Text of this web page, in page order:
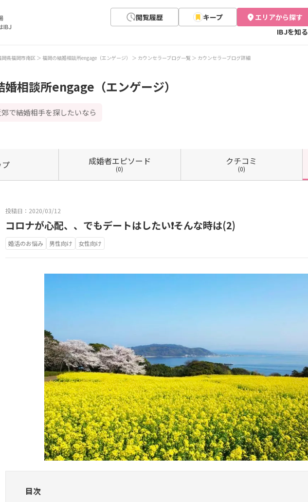
IBJ
閲覧履歴 キープ エリアから探す
IBJを知る
岡県福岡市南区 福岡の結婚相談所engage（エンゲージ） カウンセラーブログ一覧 カウンセラーブログ詳細
婚相談所engage（エンゲージ）
で結婚相手を探したいなら
プ 成婚者エピソード
(0)
クチコミ
(0)
投稿日：2020/03/12
コロナが心配、、でもデートはしたい❗️そんな時は(2)
婚活のお悩み 男性向け 女性向け
目次